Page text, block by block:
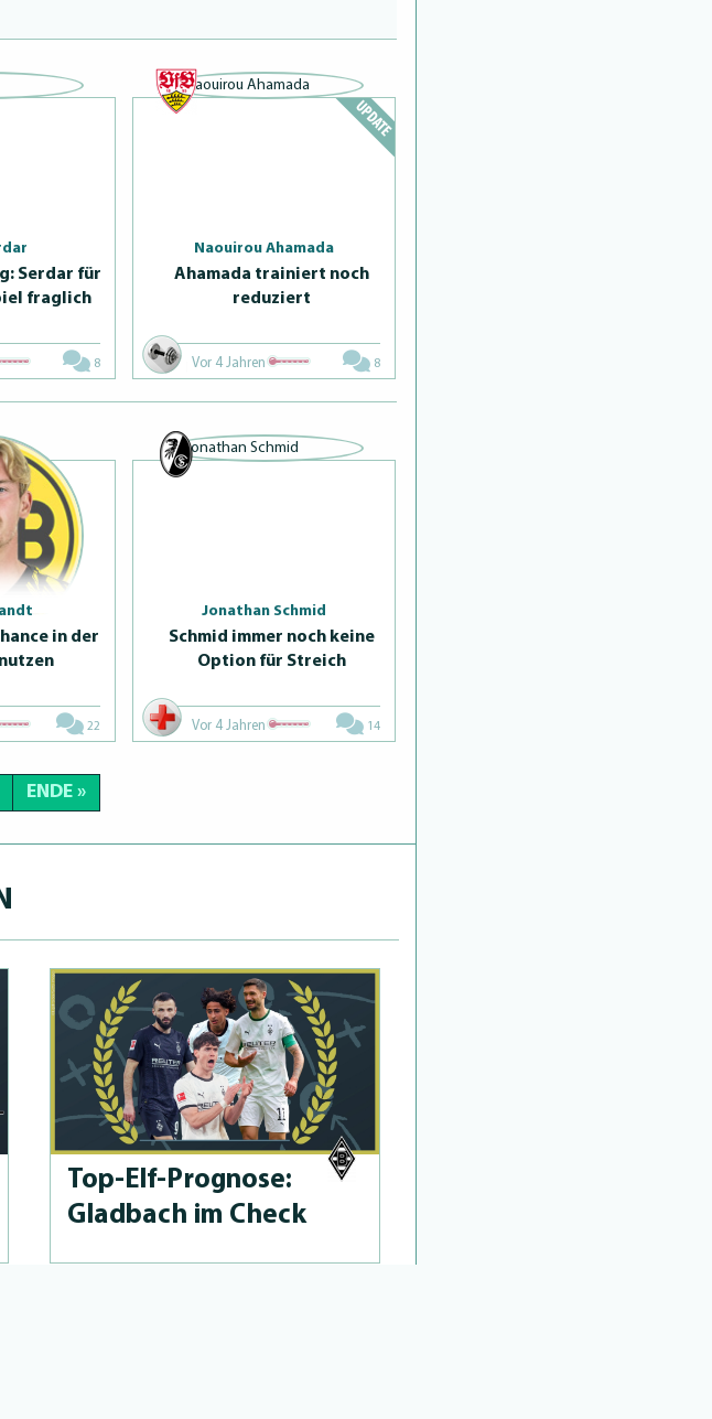
Serdar für
fraglich
8
Naouirou Ahamada
Ahamada trainiert noch
reduziert
Vor 4 Jahren 8
in der
22
Jonathan Schmid
Schmid immer noch keine
Option für Streich
Vor 4 Jahren 14
ENDE »
Top-Elf-Prog­no­se:
Gladbach im Check